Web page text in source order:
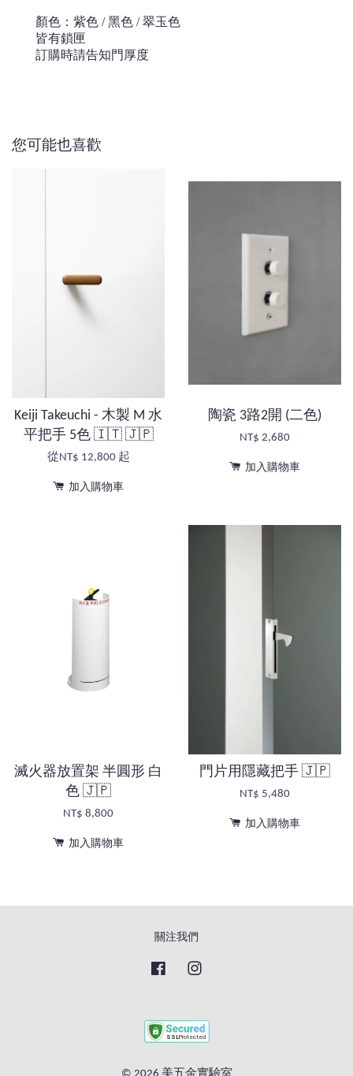
顏色：紫色 / 黑色 / 翠玉色
皆有鎖匣
訂購時請告知門厚度
您可能也喜歡
Keiji Takeuchi - 木製 M 水
平把手 5色 🇮🇹 🇯🇵
從 NT$ 12,800 起
加入購物車
陶瓷 3路2開 (二色)
NT$ 2,680
加入購物車
滅火器放置架 半圓形 白
色 🇯🇵
NT$ 8,800
加入購物車
門片用隱藏把手 🇯🇵
NT$ 5,480
加入購物車
關注我們
Facebook